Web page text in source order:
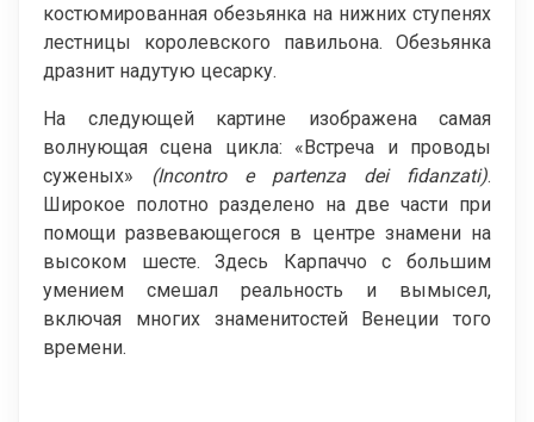
костюмированная обезьянка на нижних ступенях
лестницы королевского павильона. Обезьянка
дразнит надутую цесарку.
На следующей картине изображена самая
волнующая сцена цикла: «Встреча и проводы
суженых» (Incontro e partenza dei fidanzati).
Широкое полотно разделено на две части при
помощи развевающегося в центре знамени на
высоком шесте. Здесь Карпаччо с большим
умением смешал реальность и вымысел,
включая многих знаменитостей Венеции того
времени.